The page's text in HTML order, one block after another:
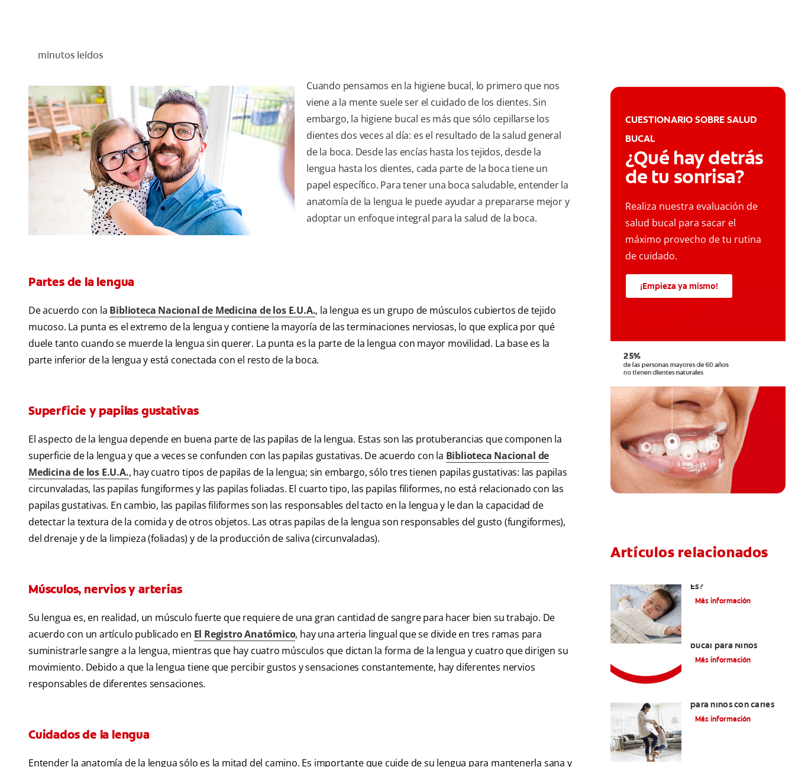
minutos leídos
Cuando pensamos en la higiene bucal, lo primero que nos
viene a la mente suele ser el cuidado de los dientes. Sin
embargo, la higiene bucal es más que sólo cepillarse los
dientes dos veces al día: es el resultado de la salud general
de la boca. Desde las encías hasta los tejidos, desde la
lengua hasta los dientes, cada parte de la boca tiene un
papel específico. Para tener una boca saludable, entender la
anatomía de la lengua le puede ayudar a prepararse mejor y
adoptar un enfoque integral para la salud de la boca.
Partes de la lengua
De acuerdo con la Biblioteca Nacional de Medicina de los E.U.A., la lengua es un grupo de músculos cubiertos de tejido
mucoso. La punta es el extremo de la lengua y contiene la mayoría de las terminaciones nerviosas, lo que explica por qué
duele tanto cuando se muerde la lengua sin querer. La punta es la parte de la lengua con mayor movilidad. La base es la
parte inferior de la lengua y está conectada con el resto de la boca.
Superficie y papilas gustativas
El aspecto de la lengua depende en buena parte de las papilas de la lengua. Estas son las protuberancias que componen la
superficie de la lengua y que a veces se confunden con las papilas gustativas. De acuerdo con la Biblioteca Nacional de
Medicina de los E.U.A., hay cuatro tipos de papilas de la lengua; sin embargo, sólo tres tienen papilas gustativas: las papilas
circunvaladas, las papilas fungiformes y las papilas foliadas. El cuarto tipo, las papilas filiformes, no está relacionado con las
papilas gustativas. En cambio, las papilas filiformes son las responsables del tacto en la lengua y le dan la capacidad de
detectar la textura de la comida y de otros objetos. Las otras papilas de la lengua son responsables del gusto (fungiformes),
del drenaje y de la limpieza (foliadas) y de la producción de saliva (circunvaladas).
Músculos, nervios y arterias
Su lengua es, en realidad, un músculo fuerte que requiere de una gran cantidad de sangre para hacer bien su trabajo. De
acuerdo con un artículo publicado en El Registro Anatómico, hay una arteria lingual que se divide en tres ramas para
suministrarle sangre a la lengua, mientras que hay cuatro músculos que dictan la forma de la lengua y cuatro que dirigen su
movimiento. Debido a que la lengua tiene que percibir gustos y sensaciones constantemente, hay diferentes nervios
responsables de diferentes sensaciones.
Cuidados de la lengua
Entender la anatomía de la lengua sólo es la mitad del camino. Es importante que cuide de su lengua para mantenerla sana y
CUESTIONARIO SOBRE SALUD
BUCAL
¿Qué hay detrás
de tu sonrisa?
Realiza nuestra evaluación de
salud bucal para sacar el
máximo provecho de tu rutina
de cuidado.
¡Empieza ya mismo!
Artículos relacionados
Es?
Más información
bucal para Niños
Más información
para niños con caries
Más información